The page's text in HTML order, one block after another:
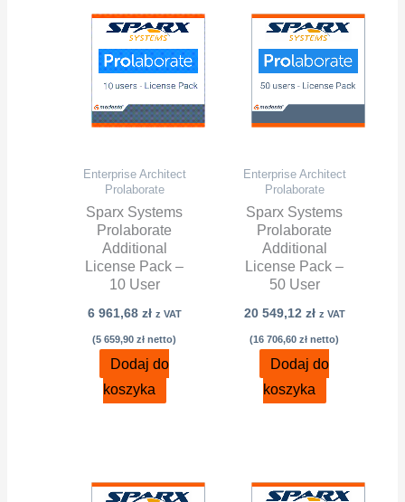
Enterprise Architect
Prolaborate
Sparx Systems
Prolaborate
Additional
License Pack –
10 User
6 961,68 zł z VAT
(5 659,90zł netto)
Dodaj do
koszyka
Enterprise Architect
Prolaborate
Sparx Systems
Prolaborate
Additional
License Pack –
50 User
20 549,12 zł z VAT
(16 706,60zł netto)
Dodaj do
koszyka